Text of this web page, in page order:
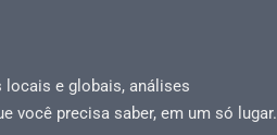
e globais, análises
você precisa saber, em um só lugar.